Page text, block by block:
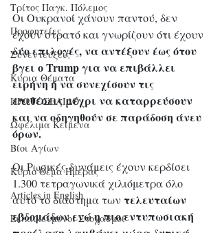
Τρίτος Παγκ. Πόλεμος
Προφητείες
Συνεντεύξεις
Κύρια Θέματα
ΠΡΩΤΟΣΕΛΙΔΟ
Ωφέλιμα Κείμενα
Βίοι Αγίων
Κύριο Θέμα Ημέρας
Articles in English
Εκλαϊκευμένοι Στοχασμοί
Οι Ουκρανοί χάνουν παντού, δεν
έχουν στρατό και γνωρίζουν ότι έχουν
δύο επιλογές, να αντέξουν έως ότου
βγει ο Trump για να επιβάλλει
ειρήνη ή να συνεχίσουν τις
επιθέσεις μέχρι να καταρρεύσουν
και να οδηγηθούν σε παράδοση άνευ
όρων.
Οι Ρωσικές δυνάμεις έχουν κερδίσει
1.300 τετραγωνικά χιλιόμετρα όλο
αυτό το διάστημα των τελευταίων
εβδομάδων ενώ η πιο εντυπωσιακή